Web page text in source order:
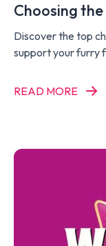
Choosing
Discover the top
support your furry
READ MORE